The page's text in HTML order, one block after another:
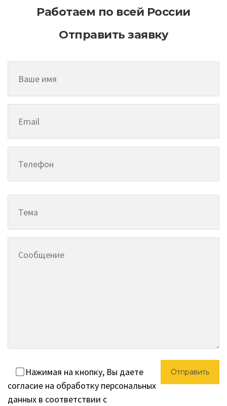
Работаем по всей России
Отправить заявку
Нажимая на кнопку, Вы даете
согласие на обработку персональных
данных в соответствии с